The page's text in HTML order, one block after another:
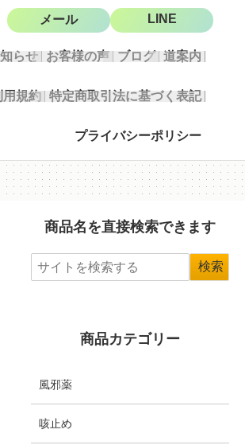
らせ お客様の声 ブログ 道案内
用規約 特定商取引法に基づく表記
プライバシーポリシー
メール LINE
商品名を直接検索できます
商品カテゴリー
風邪薬
咳止め